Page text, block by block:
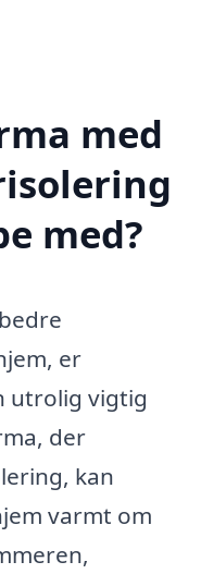
med
med?
er
utrolig vigtig
der
kan
varmt om